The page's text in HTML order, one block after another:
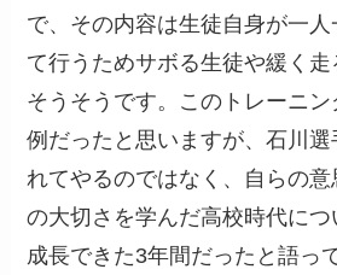
で、その内容は生徒自身が一人
て行うためサボる生徒や緩く
そうそうです。このトレーニ
例だったと思いますが、石川
れてやるのではなく、自らの意
の大切さを学んだ高校時代につ
成長できた3年間だったと語っ